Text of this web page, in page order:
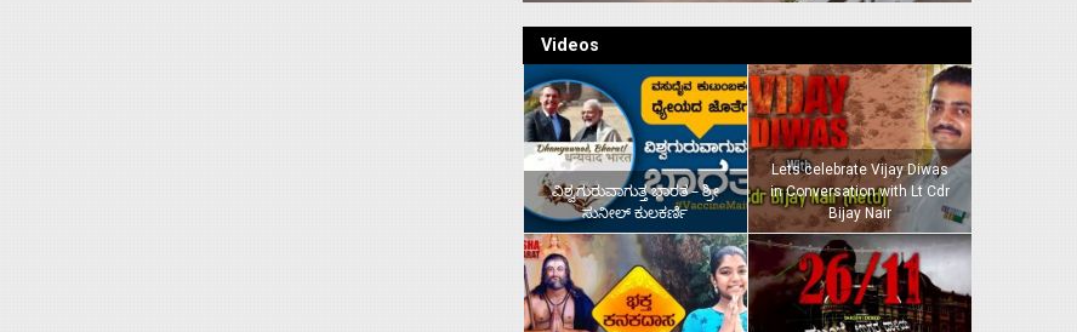
Videos
ವಿಶ್ವಗುರುವಾಗುತ್ತ ಭಾರತ – ಶ್ರೀ
ಸುನೀಲ್‌ ಕುಲಕರ್ಣಿ
Lets celebrate Vijay Diwas
in Conversation with Lt Cdr
Bijay Nair